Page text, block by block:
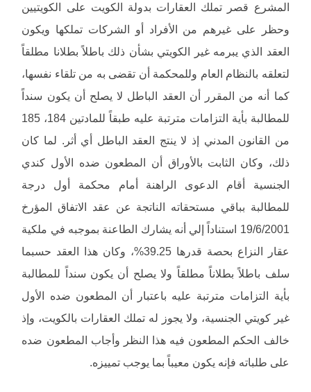
المشرع قصر تملك العقارات بدولة الكويت على الكويتيين
وحظر على غيرهم من الأفراد أو الشركات تملكها ويكون
العقد الذي يبرمه غير الكويتي بشأن ذلك باطلاً بطلانا مطلقاً
لتعلقه بالنظام العام وللمحكمة أن تقضى به من تلقاء نفسها،
كما أنه من المقرر أن العقد الباطل لا يصلح أن يكون سنداً
للمطالبة بأية التزامات مترتبة عليه طبقاً للمادتين 184، 185
من القانون المدني إذ لا ينتج العقد الباطل أي أثر. لما كان
ذلك، وكان الثابت بالأوراق أن المطعون ضده الأول كندي
الجنسية أقام الدعوى الراهنة أمام محكمة أول درجة
للمطالبة بباقي مستحقاته الناتجة عن عقد الاتفاق المؤرخ
19/6/2001 استناداً إلي أنه يشارك الطاعنة بموجبه في ملكية
عقار النزاع بحصة قدرها 39.25%، وكان هذا العقد حسبما
سلف باطلاً بطلاناً مطلقاً ولا يصلح أن يكون سنداً للمطالبة
بأية التزامات مترتبة عليه باعتبار أن المطعون ضده الأول
غير كويتي الجنسية، ولا يجوز له تملك العقارات بالكويت، وإذ
خالف الحكم المطعون فيه هذا النظر وأجاب المطعون ضده
على طلباته فإنه يكون معيباً بما يوجب تمييزه.